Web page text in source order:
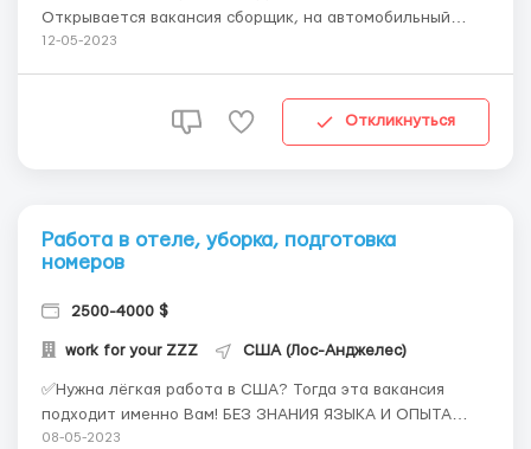
Открывается вакансия сборщик, на автомобильный
завод. Проживание, питание и обеды оплачивает
суббота по желанию Оплата 15 - 30$ час ...
12-05-2023
Откликнуться
Работа в отеле, уборка, подготовка
номеров
2500-4000 $
work for your ZZZ США (Лос-Анджелес)
✅Нужна лёгкая работа в США? Тогда эта вакансия
подходит именно Вам! БЕЗ ЗНАНИЯ ЯЗЫКА И ОПЫТА
РАБОТЫ В ДАННОЙ СФЕРЕ. ✅Требуются работники в
08-05-2023